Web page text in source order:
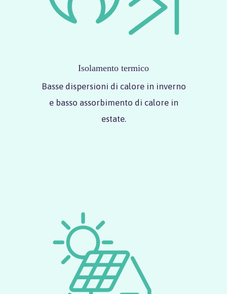
Isolamento termico
Basse dispersioni di calore in inverno
e basso assorbimento di calore in
estate.